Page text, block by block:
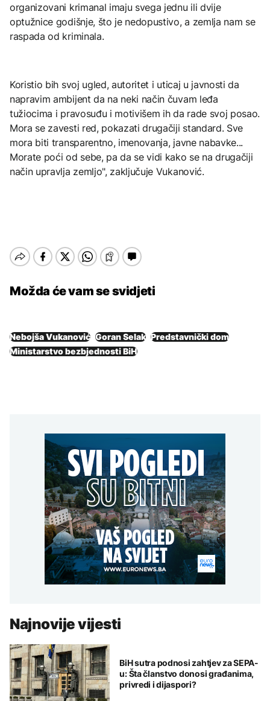
organizovani krimanal imaju svega jednu ili dvije
optužnice godišnje, što je nedopustivo, a zemlja nam se
raspada od kriminala.
Koristio bih svoj ugled, autoritet i uticaj u javnosti da
napravim ambijent da na neki način čuvam leđa
tužiocima i pravosuđu i motivišem ih da rade svoj posao.
Mora se zavesti red, pokazati drugačiji standard. Sve
mora biti transparentno, imenovanja, javne nabavke...
Morate poći od sebe, pa da se vidi kako se na drugačiji
način upravlja zemljo", zaključuje Vukanović.
Možda će vam se svidjeti
Nebojša Vukanović Goran Selak Predstavnički dom
Ministarstvo bezbjednosti BiH
Najnovije vijesti
BiH sutra podnosi zahtjev za SEPA-
u: Šta članstvo donosi građanima,
privredi i dijaspori?